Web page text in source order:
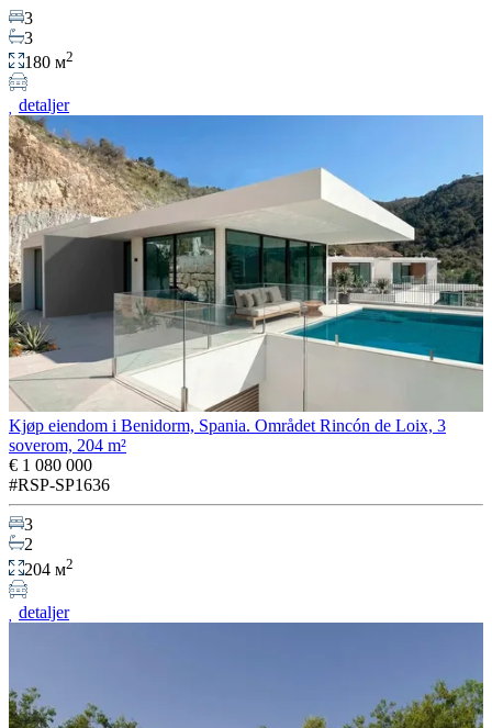
3
3
180 м2
detaljer
Kjøp eiendom i Benidorm, Spania. Området Rincón de Loix, 3
soverom, 204 m²
€ 1 080 000
#RSP-SP1636
3
2
204 м2
detaljer